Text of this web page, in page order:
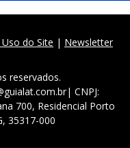
do Site | Newsletter
reservados.
CNPJ:
700, Residencial Porto
35317-000